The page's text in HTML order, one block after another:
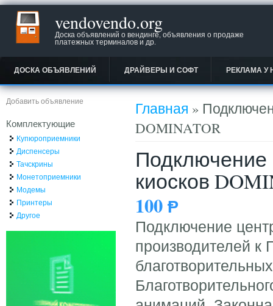
vendovendo.org
Доска объявлений о вендинге, объявления о продаже
платежных терминалов и др.
ДОСКА ОБЪЯВЛЕНИЙ ДРАЙВЕРЫ И СОФТ РЕКЛАМА У
Вы здесь
Главная »
DOMINATOR
Подключение
киосков
100 Ᵽ
Подключение
производителей
Добавить объявление
Комплектующие
Купюроприемники
Диспенсеры
Тачскрины
Монетоприемники
Модемы
Принтеры
Другое